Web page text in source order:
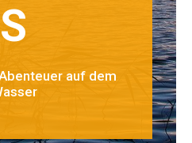
S
auf dem